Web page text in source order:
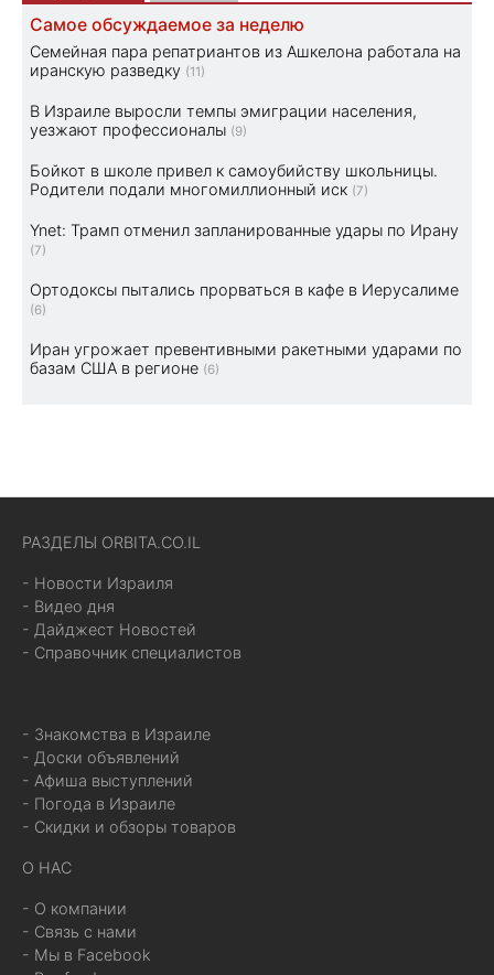
Самое обсуждаемое за неделю
Семейная пара репатриантов из Ашкелона работала на
иранскую разведку (11)
В Израиле выросли темпы эмиграции населения,
уезжают профессионалы (9)
Бойкот в школе привел к самоубийству школьницы.
Родители подали многомиллионный иск (7)
Ynet: Трамп отменил запланированные удары по Ирану
(7)
Ортодоксы пытались прорваться в кафе в Иерусалиме
(6)
Иран угрожает превентивными ракетными ударами по
базам США в регионе (6)
РАЗДЕЛЫ ORBITA.CO.IL
- Новости Израиля
- Видео дня
- Дайджест Новостей
- Справочник специалистов
- Знакомства в Израиле
- Доски объявлений
- Афиша выступлений
- Погода в Израиле
- Скидки и обзоры товаров
О НАС
- О компании
- Связь с нами
- Мы в Facebook